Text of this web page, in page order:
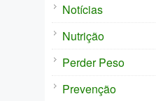
Notícias
Nutrição
Perder Peso
Prevenção